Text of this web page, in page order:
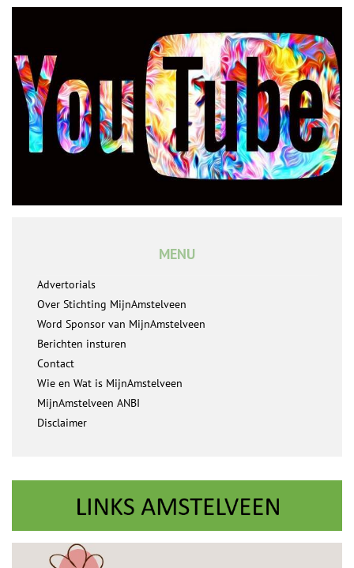
MENU
Advertorials
Over Stichting MijnAmstelveen
Word Sponsor van MijnAmstelveen
Berichten insturen
Contact
Wie en Wat is MijnAmstelveen
MijnAmstelveen ANBI
Disclaimer